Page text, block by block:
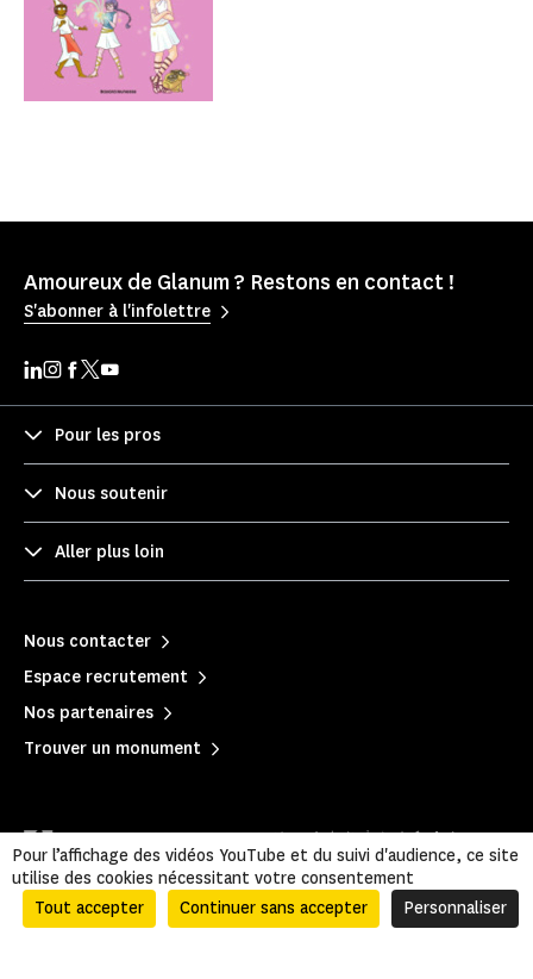
Amoureux de Glanum ? Restons en contact !
S'abonner à l'infolettre
Pour les pros
Nous soutenir
Aller plus loin
Nous contacter
Espace recrutement
Nos partenaires
Trouver un monument
Pour l’affichage des vidéos YouTube et du suivi d'audience, ce site
utilise des cookies nécessitant votre consentement
Tout accepter
Continuer sans accepter Personnaliser